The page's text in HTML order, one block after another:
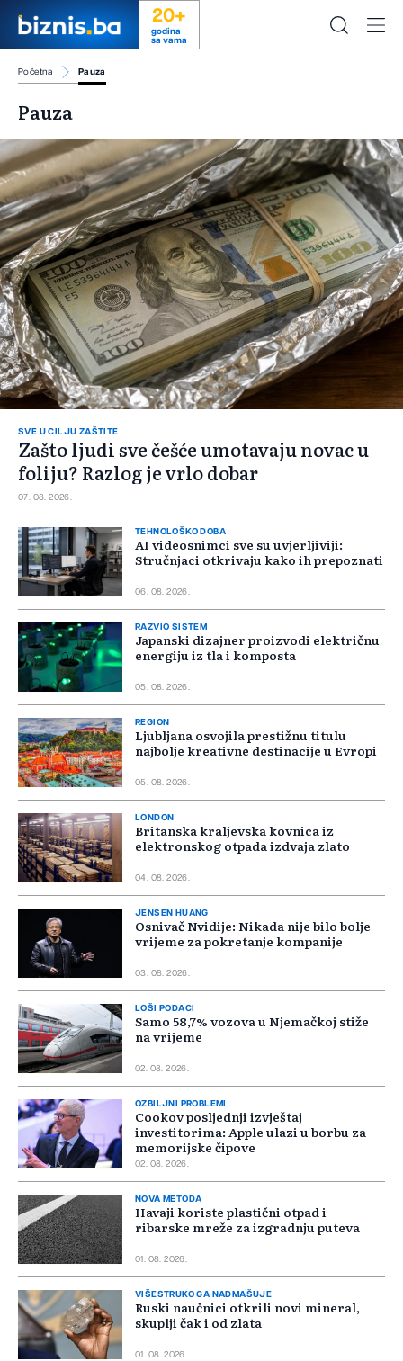
20+
godina
sa vama
Početna Pauza
Pauza
SVE U CILJU ZAŠTITE
Zašto ljudi sve češće umotavaju novac u
foliju? Razlog je vrlo dobar
07. 08. 2026.
TEHNOLOŠKO DOBA
AI videosnimci sve su uvjerljiviji:
Stručnjaci otkrivaju kako ih prepoznati
06. 08. 2026.
RAZVIO SISTEM
Japanski dizajner proizvodi električnu
energiju iz tla i komposta
05. 08. 2026.
REGION
Ljubljana osvojila prestižnu titulu
najbolje kreativne destinacije u Evropi
05. 08. 2026.
LONDON
Britanska kraljevska kovnica iz
elektronskog otpada izdvaja zlato
04. 08. 2026.
JENSEN HUANG
Osnivač Nvidije: Nikada nije bilo bolje
vrijeme za pokretanje kompanije
03. 08. 2026.
LOŠI PODACI
Samo 58,7% vozova u Njemačkoj stiže
na vrijeme
02. 08. 2026.
OZBILJNI PROBLEMI
Cookov posljednji izvještaj
investitorima: Apple ulazi u borbu za
memorijske čipove
02. 08. 2026.
NOVA METODA
Havaji koriste plastični otpad i
ribarske mreže za izgradnju puteva
01. 08. 2026.
VIŠESTRUKO GA NADMAŠUJE
Ruski naučnici otkrili novi mineral,
skuplji čak i od zlata
01. 08. 2026.